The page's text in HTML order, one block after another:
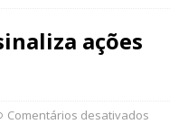
ações
Comentários desativados